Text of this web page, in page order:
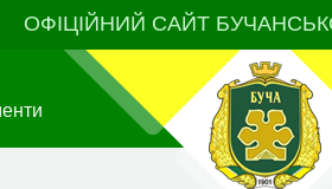
ОФІЦІЙНИЙ САЙТ